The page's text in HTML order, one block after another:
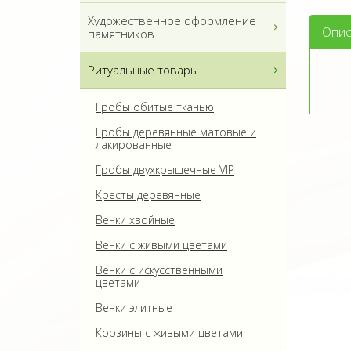
Художественное оформление
памятников
Ритуальные товары
Гробы обитые тканью
Гробы деревянные матовые и
лакированные
Гробы двухкрышечные VIP
Кресты деревянные
Венки хвойные
Венки с живыми цветами
Венки с искусственными
цветами
Венки элитные
Корзины с живыми цветами